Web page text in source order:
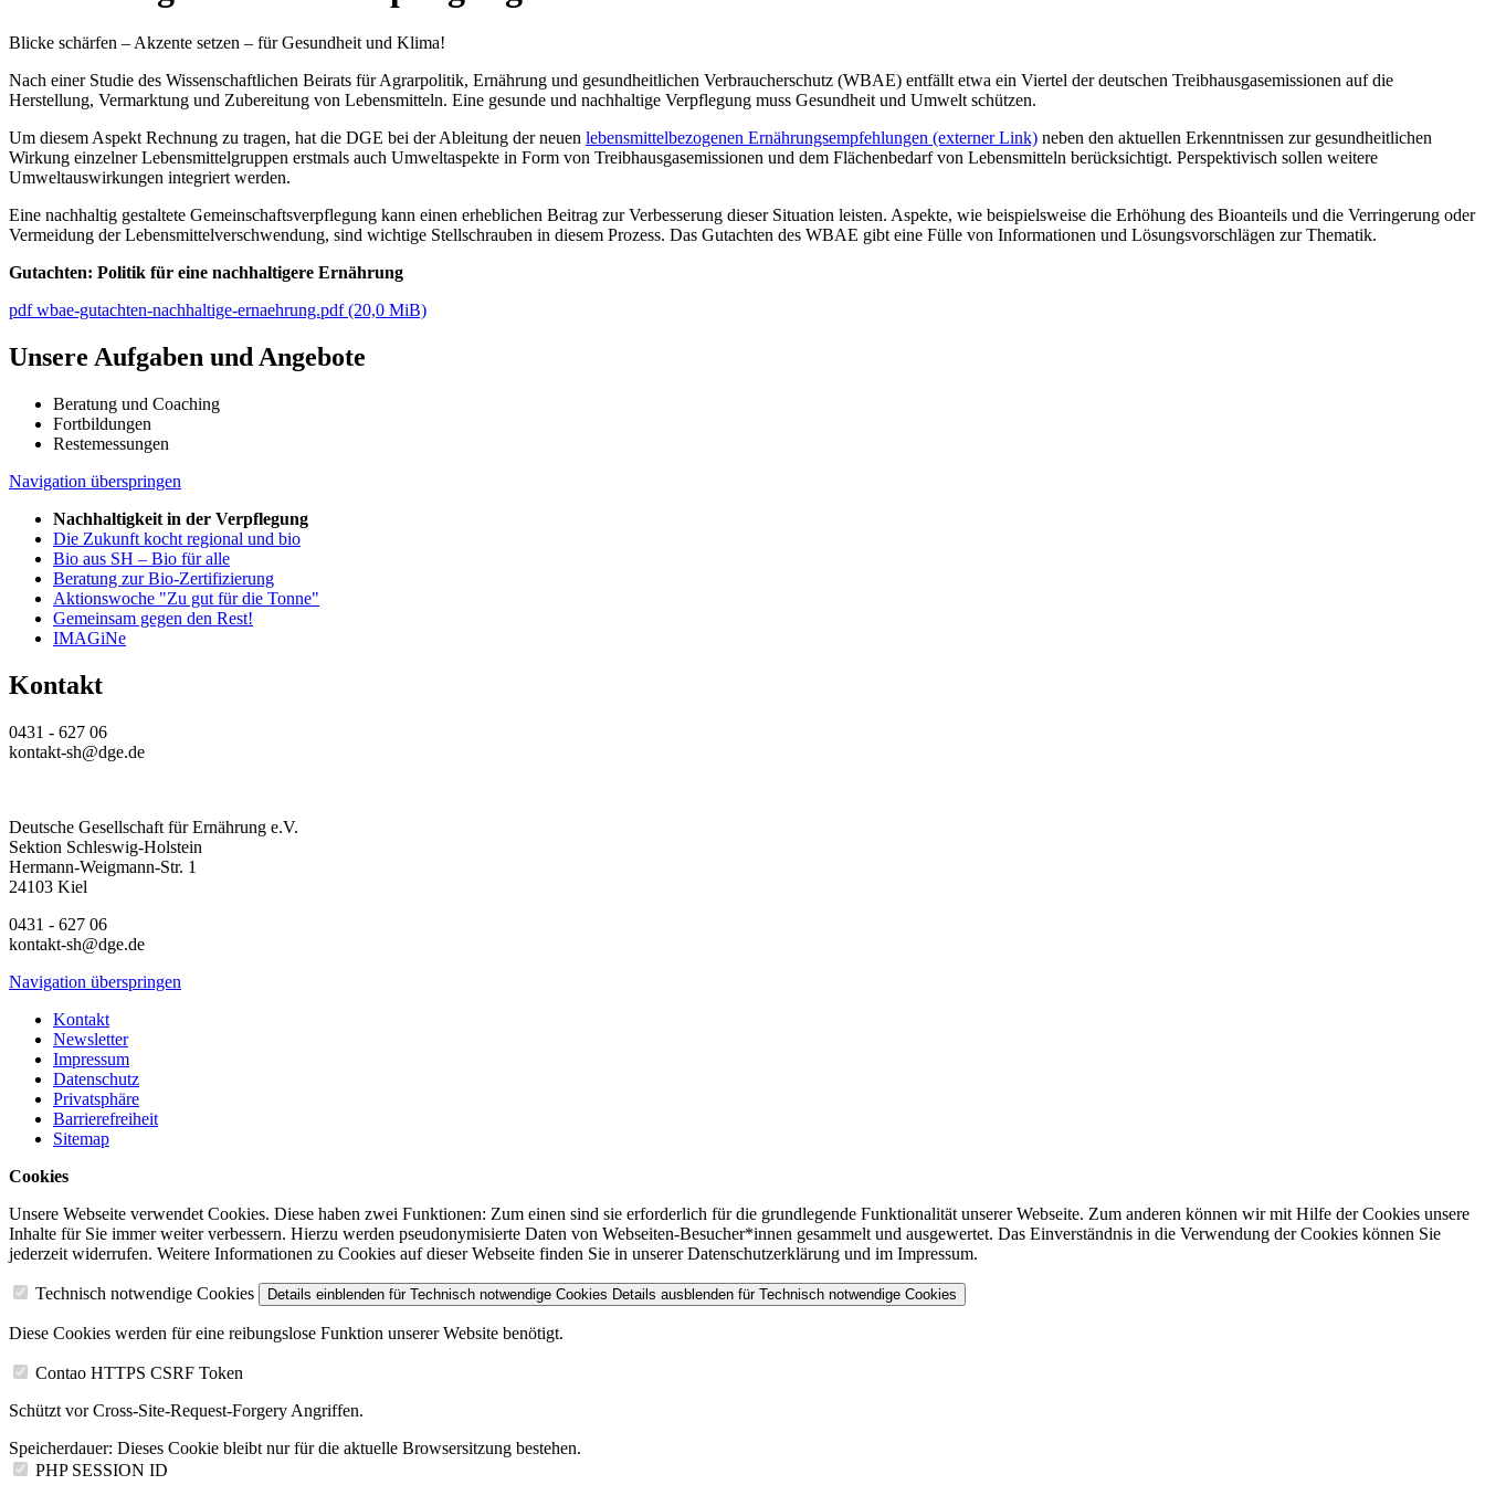
Blicke schärfen – Akzente setzen – für Gesundheit und Klima!
Nach einer Studie des Wissenschaftlichen Beirats für Agrarpolitik, Ernährung und gesundheitlichen Verbraucherschutz (WBAE) entfällt etwa ein Viertel der deutschen Treibhausgasemissionen auf die
Herstellung, Vermarktung und Zubereitung von Lebensmitteln. Eine gesunde und nachhaltige Verpflegung muss Gesundheit und Umwelt schützen.
Um diesem Aspekt Rechnung zu tragen, hat die DGE bei der Ableitung der neuen lebensmittelbezogenen Ernährungsempfehlungen (externer Link) neben den aktuellen Erkenntnissen zur gesundheitlichen
Wirkung einzelner Lebensmittelgruppen erstmals auch Umweltaspekte in Form von Treibhausgasemissionen und dem Flächenbedarf von Lebensmitteln berücksichtigt. Perspektivisch sollen weitere
Umweltauswirkungen integriert werden.
Eine nachhaltig gestaltete Gemeinschaftsverpflegung kann einen erheblichen Beitrag zur Verbesserung dieser Situation leisten. Aspekte, wie beispielsweise die Erhöhung des Bioanteils und die Verringerung oder
Vermeidung der Lebensmittelverschwendung, sind wichtige Stellschrauben in diesem Prozess. Das Gutachten des WBAE gibt eine Fülle von Informationen und Lösungsvorschlägen zur Thematik.
Gutachten: Politik für eine nachhaltigere Ernährung
pdfwbae-gutachten-nachhaltige-ernaehrung.pdf(20,0 MiB)
Unsere Aufgaben und Angebote
Beratung und Coaching
Fortbildungen
Restemessungen
Navigation überspringen
Nachhaltigkeit in der Verpflegung
Die Zukunft kocht regional und bio
Bio aus SH – Bio für alle
Beratung zur Bio-Zertifizierung
Aktionswoche "Zu gut für die Tonne"
Gemeinsam gegen den Rest!
IMAGiNe
Kontakt
0431 - 627 06
kontakt-sh@dge.de
Deutsche Gesellschaft für Ernährung e.V.
Sektion Schleswig-Holstein
Hermann-Weigmann-Str. 1
24103 Kiel
0431 - 627 06
kontakt-sh@dge.de
Navigation überspringen
Kontakt
Newsletter
Impressum
Datenschutz
Privatsphäre
Barrierefreiheit
Sitemap
Cookies
Unsere Webseite verwendet Cookies. Diese haben zwei Funktionen: Zum einen sind sie erforderlich für die grundlegende Funktionalität unserer Webseite. Zum anderen können wir mit Hilfe der Cookies unsere
Inhalte für Sie immer weiter verbessern. Hierzu werden pseudonymisierte Daten von Webseiten-Besucher*innen gesammelt und ausgewertet. Das Einverständnis in die Verwendung der Cookies können Sie
jederzeit widerrufen. Weitere Informationen zu Cookies auf dieser Webseite finden Sie in unserer Datenschutzerklärung und im Impressum.
Technisch notwendige Cookies Details einblenden für Technisch notwendige Cookies Details ausblenden für Technisch notwendige Cookies
Diese Cookies werden für eine reibungslose Funktion unserer Website benötigt.
Contao HTTPS CSRF Token
Schützt vor Cross-Site-Request-Forgery Angriffen.
Speicherdauer: Dieses Cookie bleibt nur für die aktuelle Browsersitzung bestehen.
PHP SESSION ID